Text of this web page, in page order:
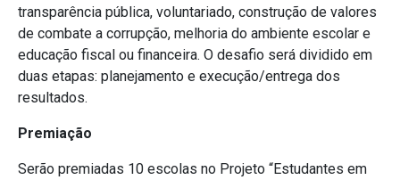
transparência pública, voluntariado, construção de valores
de combate a corrupção, melhoria do ambiente escolar e
educação fiscal ou financeira. O desafio será dividido em
duas etapas: planejamento e execução/entrega dos
resultados.
Premiação
Serão premiadas 10 escolas no Projeto “Estudantes em